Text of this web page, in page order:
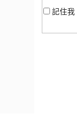
記住我